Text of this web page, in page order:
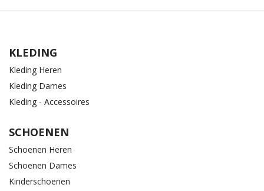
KLEDING
Kleding Heren
Kleding Dames
Kleding - Accessoires
SCHOENEN
Schoenen Heren
Schoenen Dames
Kinderschoenen